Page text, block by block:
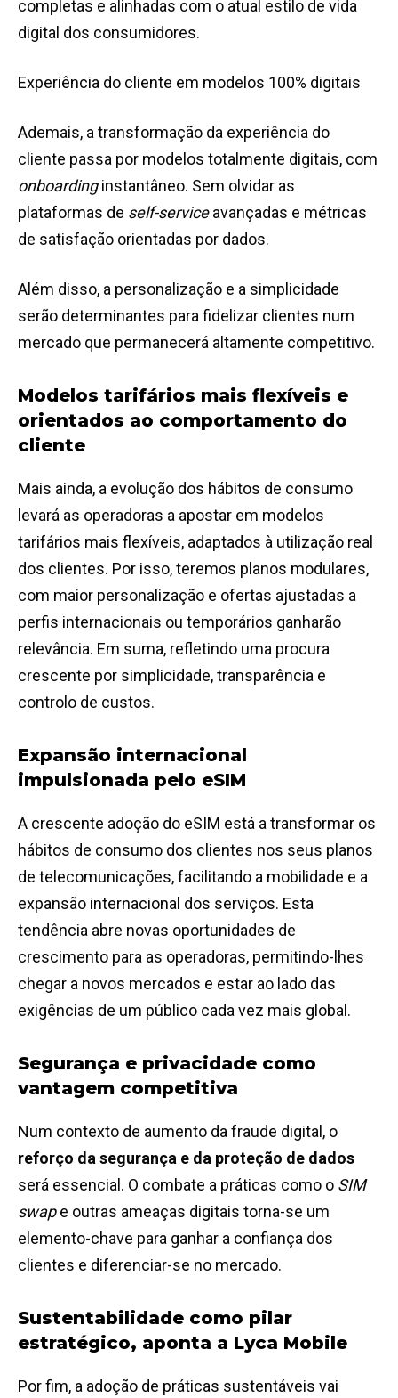
completas e alinhadas com o atual estilo de vida
digital dos consumidores.
Experiência do cliente em modelos 100% digitais
Ademais, a transformação da experiência do
cliente passa por modelos totalmente digitais, com
onboardinginstantâneo. Sem olvidar as
plataformas de self-serviceavançadas e métricas
de satisfação orientadas por dados.
Além disso, a personalização e a simplicidade
serão determinantes para fidelizar clientes num
mercado que permanecerá altamente competitivo.
Modelos tarifários mais flexíveis e
orientados ao comportamento do
cliente
Mais ainda, a evolução dos hábitos de consumo
levará as operadoras a apostar em modelos
tarifários mais flexíveis, adaptados à utilização real
dos clientes. Por isso, teremos planos modulares,
com maior personalização e ofertas ajustadas a
perfis internacionais ou temporários ganharão
relevância. Em suma, refletindo uma procura
crescente por simplicidade, transparência e
controlo de custos.
Expansão internacional
impulsionada pelo eSIM
A crescente adoção do eSIM está a transformar os
hábitos de consumo dos clientes nos seus planos
de telecomunicações, facilitando a mobilidade e a
expansão internacional dos serviços. Esta
tendência abre novas oportunidades de
crescimento para as operadoras, permitindo-lhes
chegar a novos mercados e estar ao lado das
exigências de um público cada vez mais global.
Segurança e privacidade como
vantagem competitiva
Num contexto de aumento da fraude digital, o
reforço da segurança e da proteção de dados
será essencial. O combate a práticas como o SIM
swape outras ameaças digitais torna-se um
elemento-chave para ganhar a confiança dos
clientes e diferenciar-se no mercado.
Sustentabilidade como pilar
estratégico, aponta a Lyca Mobile
Por fim, a adoção de práticas sustentáveis vai